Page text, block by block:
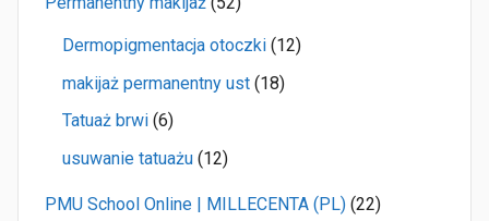
Dermopigmentacja otoczki (12)
makijaż permanentny ust (18)
Tatuaż brwi (6)
usuwanie tatuażu (12)
PMU School Online | MILLECENTA (PL) (22)